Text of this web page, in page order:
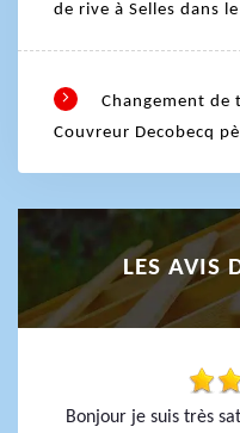
de rive à Selles dans
Changement de
Couvreur Decobecq
LES AVIS
Bonjour je suis très